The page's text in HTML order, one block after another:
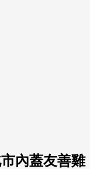
內蓋友善雞